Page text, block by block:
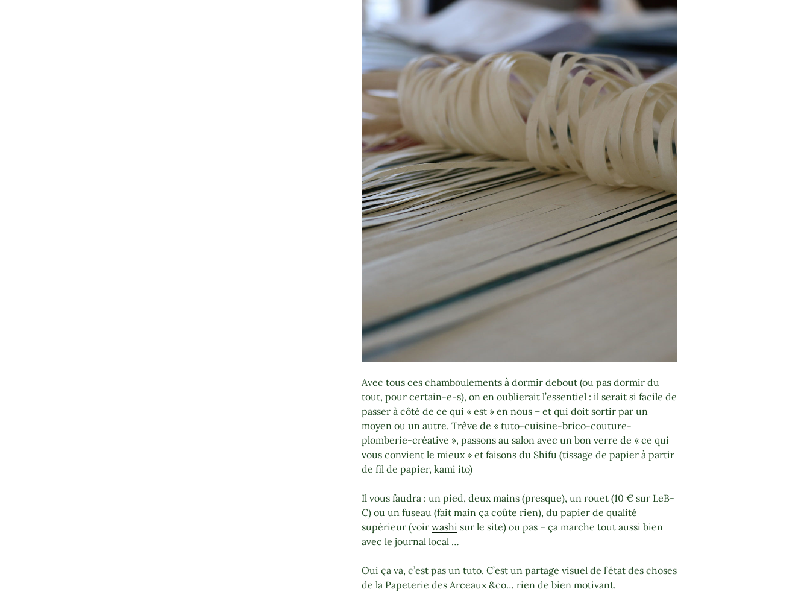
Avec tous ces chamboulements à dormir debout (ou pas dormir du
tout, pour certain-e-s), on en oublierait l’essentiel : il serait si facile de
passer à côté de ce qui « est » en nous – et qui doit sortir par un
moyen ou un autre. Trêve de « tuto-cuisine-brico-couture-
plomberie-créative », passons au salon avec un bon verre de « ce qui
vous convient le mieux » et faisons du Shifu (tissage de papier à partir
de fil de papier, kami ito)
Il vous faudra : un pied, deux mains (presque), un rouet (10 € sur LeB-
C) ou un fuseau (fait main ça coûte rien), du papier de qualité
supérieur (voir washi sur le site) ou pas – ça marche tout aussi bien
avec le journal local …
Oui ça va, c’est pas un tuto. C’est un partage visuel de l’état des choses
de la Papeterie des Arceaux &co… rien de bien motivant.